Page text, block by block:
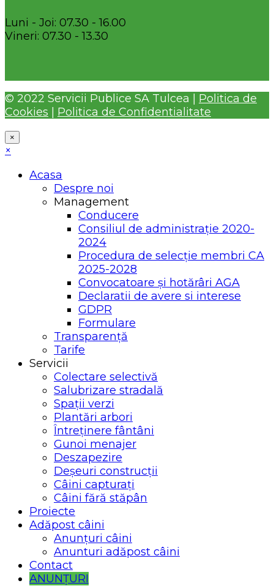
Luni - Joi: 07.30 - 16.00
Vineri: 07.30 - 13.30
© 2022 Servicii Publice SA Tulcea | Politica de
Cookies
Politica de Confidentialitate
×
×
Acasa
Despre noi
Management
Conducere
Consiliul de administrație 2020-
2024
Procedura de selecție membri CA
2025-2028
Convocatoare și hotărâri AGA
Declaratii de avere si interese
GDPR
Formulare
Transparență
Tarife
Servicii
Colectare selectivă
Salubrizare stradală
Spații verzi
Plantări arbori
Întreținere fântâni
Gunoi menajer
Deszapezire
Deșeuri construcții
Câini capturați
Câini fără stăpân
Proiecte
Adăpost câini
Anunțuri câini
Anunturi adăpost câini
Contact
ANUNȚURI